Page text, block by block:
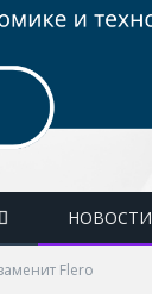
НОВОСТИ
Flero